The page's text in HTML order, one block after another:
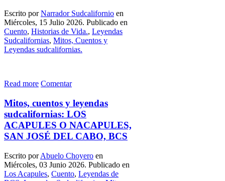
Escrito porNarrador Sudcalifornio en
Miércoles, 15 Julio 2026. Publicado en
Cuento, Historias de Vida., Leyendas
Sudcalifornias, Mitos, Cuentos y
Leyendas sudcalifornias.
Read more Comentar
Mitos, cuentos y leyendas
sudcalifornias: LOS
ACAPULES O NACAPULES,
SAN JOSÉ DEL CABO, BCS
Escrito porAbuelo Choyero en
Miércoles, 03 Junio 2026. Publicado en
Los Acapules, Cuento, Leyendas de